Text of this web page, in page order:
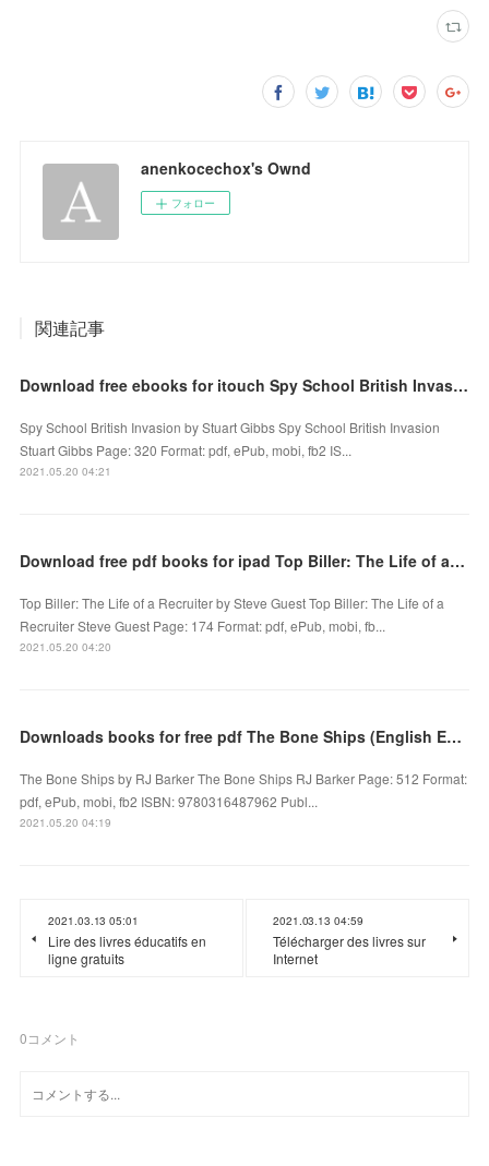
anenkocechox's Ownd
フォロー
関連記事
Download free ebooks for itouch Spy School British Invasion English version 9781534455634
Spy School British Invasion by Stuart Gibbs Spy School British Invasion
Stuart Gibbs Page: 320 Format: pdf, ePub, mobi, fb2 IS...
2021.05.20 04:21
Download free pdf books for ipad Top Biller: The Life of a Recruiter by Steve Guest
Top Biller: The Life of a Recruiter by Steve Guest Top Biller: The Life of a
Recruiter Steve Guest Page: 174 Format: pdf, ePub, mobi, fb...
2021.05.20 04:20
Downloads books for free pdf The Bone Ships (English Edition) 9780316487962
The Bone Ships by RJ Barker The Bone Ships RJ Barker Page: 512 Format:
pdf, ePub, mobi, fb2 ISBN: 9780316487962 Publ...
2021.05.20 04:19
2021.03.13 05:01
Lire des livres éducatifs en
ligne gratuits
2021.03.13 04:59
Télécharger des livres sur
Internet
0コメント